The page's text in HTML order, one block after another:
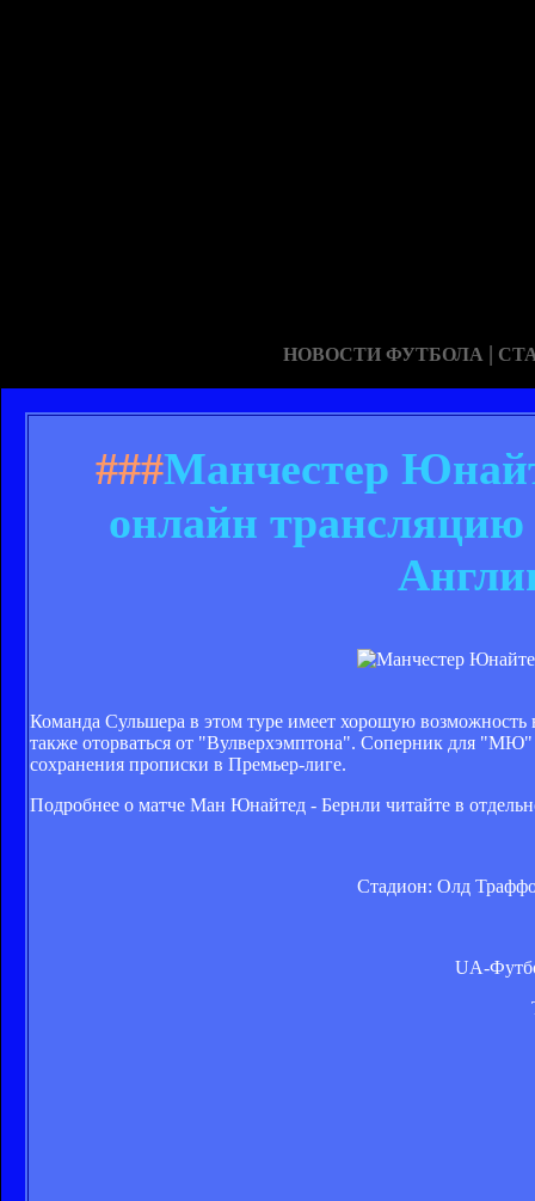
НОВОСТИ ФУТБОЛА |
###Манчестер
онлайн
Команда Сульшера в этом туре имеет хорошую
также оторваться от "Вулверхэмптона". Соперник для
сохранения прописки в Премьер-лиге.
Подробнее о матче Ман Юнайтед - Бернли читайте в
Стадион: Олд
UA-